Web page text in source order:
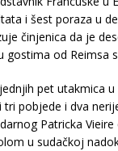
i šest poraza u
činjenica da je
gostima od Reimsa
pet utakmica
tri pobjede i dva
Patricka
u sudačkoj